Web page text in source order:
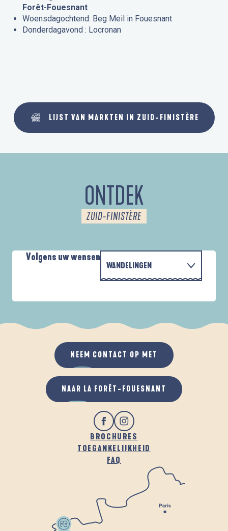
Forêt-Fouesnant
Woensdagochtend: Beg Meil in Fouesnant
Donderdagavond : Locronan
LIJST VAN MARKTEN IN ZUID-FINISTÈRE
ONTDEK
ZUID-FINISTÈRE
Volgens uw wensen
WANDELINGEN
ALS HET REGENT
IN DE FRISSE LUCHT
BROCHURES
TOEGANKELIJKHEID
FAQ
NEEM CONTACT OP MET
NAAR LA FORÊT-FOUESNANT